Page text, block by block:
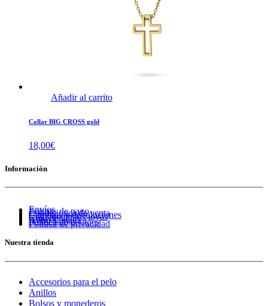
Añadir al carrito
Collar BIG CROSS gold
18,00€
Información
Envíos
Formas de pago
Condiciones de venta
Cambios y devoluciones
Cuidado de tus joyas
Guía de tallas
Aviso Legal
Política de cookies
Política de privacidad
Nuestra tienda
Accesorios para el pelo
Anillos
Bolsos y monederos